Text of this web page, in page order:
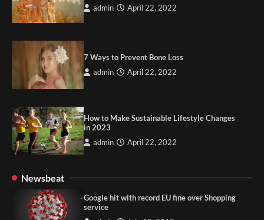
admin April 22, 2022
7 Ways to Prevent Bone Loss
admin April 22, 2022
How to Make Sustainable Lifestyle Changes
in 2023
admin April 22, 2022
Newsbeat
Google hit with record EU fine over Shopping
service